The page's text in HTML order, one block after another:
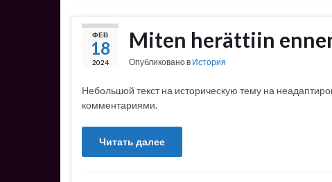
ФЕВ
18
2024
Miten herättiin
Опубликовано в История
Небольшой текст на историческую тему на
комментариями.
Читать далее